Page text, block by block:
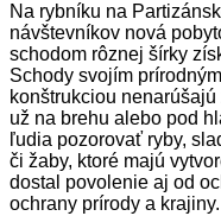
Na rybníku na
návštevníkov nová
schodom rôznej šírky
Schody svojím
konštrukciou
už na brehu alebo pod
ľudia pozorovať ryby,
či žaby, ktoré majú
dostal povolenie aj od
ochrany prírody a krajiny.